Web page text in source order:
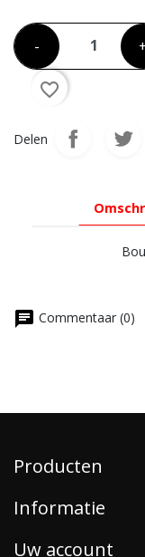
-
favorite_border
Delen
chat Commentaar (0)
Producten
Informatie
Uw account